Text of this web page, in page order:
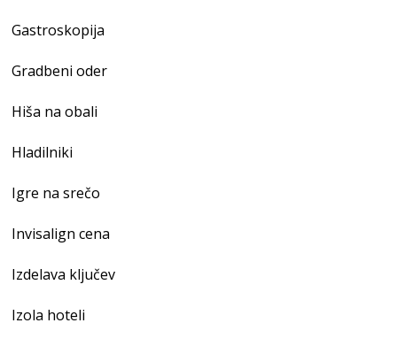
Gastroskopija
Gradbeni oder
Hiša na obali
Hladilniki
Igre na srečo
Invisalign cena
Izdelava ključev
Izola hoteli